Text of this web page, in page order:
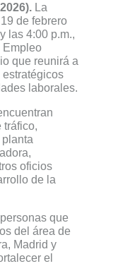
La
de febrero
las 4:00 p.m.,
Empleo
que reunirá a
laborales.
tráfico,
oficios
de la
que
del área de
Madrid y
el